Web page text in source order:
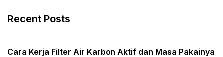
Recent Posts
Cara Kerja Filter Air Karbon Aktif dan Masa Pakainya